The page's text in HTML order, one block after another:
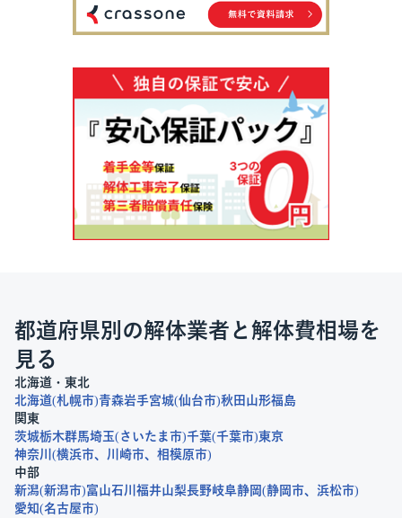
都道府県別の解体業者と解体費相場を
見る
北海道・東北
北海道 札幌市 青森岩手宮城 仙台市 秋田 山形福島
関東
茨城栃木群馬埼玉 さいたま市 千葉 千葉市 東京
神奈川
横浜市 川崎市
相模原市
中部
新潟 新潟市 富山石川 福井山梨長野岐阜静岡 静岡市
浜松市
愛知 名古屋市